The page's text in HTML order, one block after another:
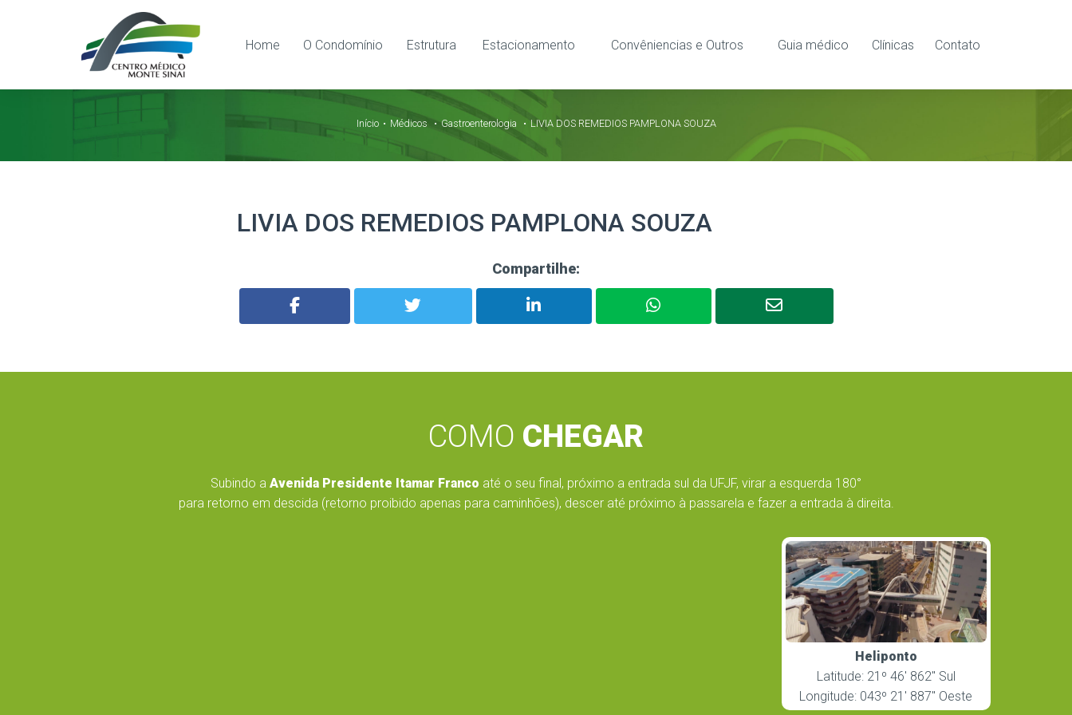
Home O Condomínio Estrutura Estacionamento Convêniencias e Outros Guia médico Clínicas Contato
Início Médicos Gastroenterologia LIVIA DOS REMEDIOS PAMPLONA SOUZA
LIVIA DOS REMEDIOS PAMPLONA SOUZA
Compartilhe:
COMO CHEGAR
Subindo a Avenida Presidente Itamar Franco até o seu final, próximo a entrada sul da UFJF, virar a esquerda 180°
para retorno em descida (retorno proibido apenas para caminhões), descer até próximo à passarela e fazer a entrada à direita.
Heliponto
Latitude: 21º 46′ 862″ Sul
Longitude: 043º 21′ 887″ Oeste